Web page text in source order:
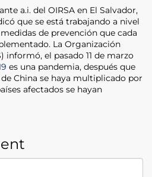
a.i. del OIRSA en El Salvador,
que se está trabajando a nivel
de prevención que cada
La Organización
informó, el pasado 11 de marzo
es una pandemia, después que
China se haya multiplicado por
afectados se hayan